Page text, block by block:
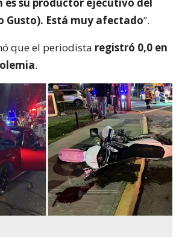
Gusto). Está muy afectado”.
que el periodista registró 0,0 en
.